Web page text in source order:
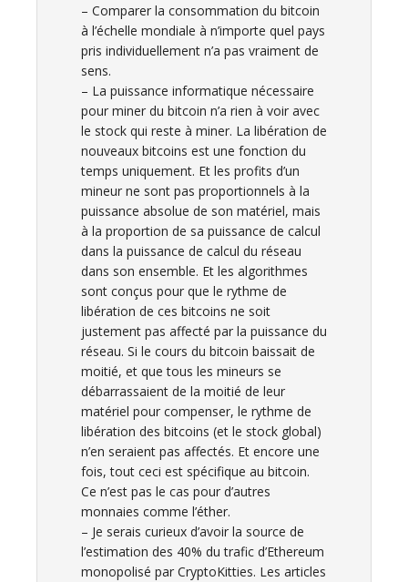
– Comparer la consommation du bitcoin
à l’échelle mondiale à n’importe quel pays
pris individuellement n’a pas vraiment de
sens.
– La puissance informatique nécessaire
pour miner du bitcoin n’a rien à voir avec
le stock qui reste à miner. La libération de
nouveaux bitcoins est une fonction du
temps uniquement. Et les profits d’un
mineur ne sont pas proportionnels à la
puissance absolue de son matériel, mais
à la proportion de sa puissance de calcul
dans la puissance de calcul du réseau
dans son ensemble. Et les algorithmes
sont conçus pour que le rythme de
libération de ces bitcoins ne soit
justement pas affecté par la puissance du
réseau. Si le cours du bitcoin baissait de
moitié, et que tous les mineurs se
débarrassaient de la moitié de leur
matériel pour compenser, le rythme de
libération des bitcoins (et le stock global)
n’en seraient pas affectés. Et encore une
fois, tout ceci est spécifique au bitcoin.
Ce n’est pas le cas pour d’autres
monnaies comme l’éther.
– Je serais curieux d’avoir la source de
l’estimation des 40% du trafic d’Ethereum
monopolisé par CryptoKitties. Les articles